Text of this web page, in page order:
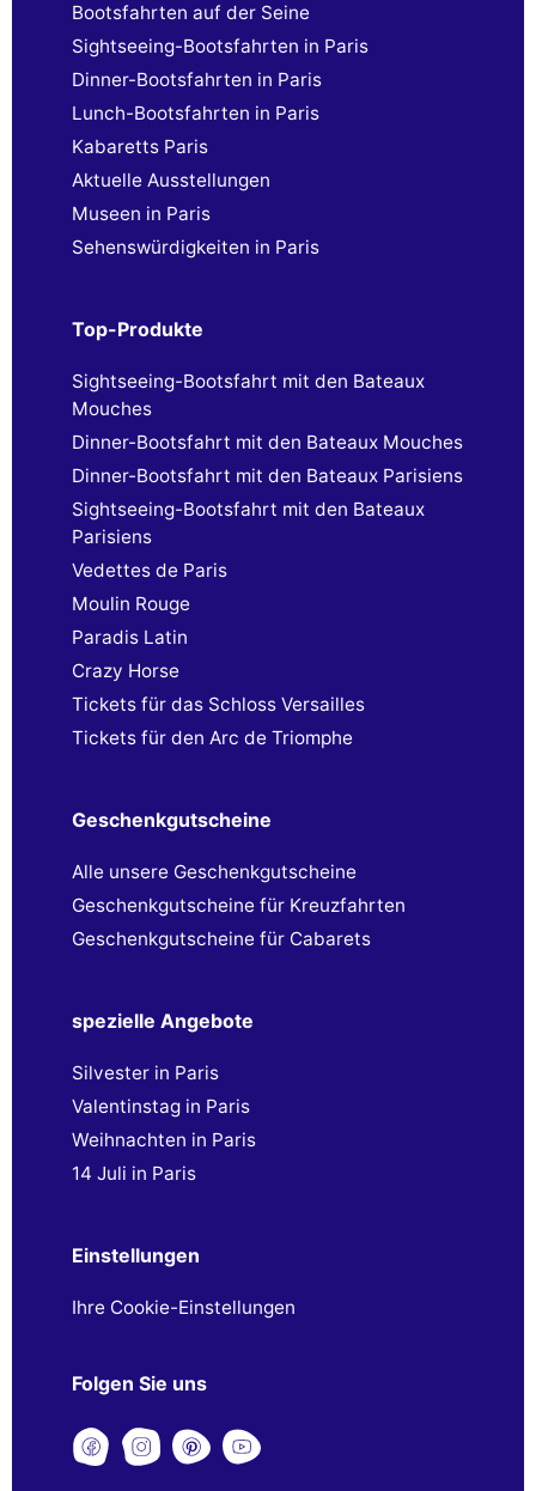
Bootsfahrten auf der Seine
Sightseeing-Bootsfahrten in Paris
Dinner-Bootsfahrten in Paris
Lunch-Bootsfahrten in Paris
Kabaretts Paris
Aktuelle Ausstellungen
Museen in Paris
Sehenswürdigkeiten in Paris
Top-Produkte
Sightseeing-Bootsfahrt mit den Bateaux
Mouches
Dinner-Bootsfahrt mit den Bateaux Mouches
Dinner-Bootsfahrt mit den Bateaux Parisiens
Sightseeing-Bootsfahrt mit den Bateaux
Parisiens
Vedettes de Paris
Moulin Rouge
Paradis Latin
Crazy Horse
Tickets für das Schloss Versailles
Tickets für den Arc de Triomphe
Geschenkgutscheine
Alle unsere Geschenkgutscheine
Geschenkgutscheine für Kreuzfahrten
Geschenkgutscheine für Cabarets
spezielle Angebote
Silvester in Paris
Valentinstag in Paris
Weihnachten in Paris
14 Juli in Paris
Einstellungen
Ihre Cookie-Einstellungen
Folgen Sie uns